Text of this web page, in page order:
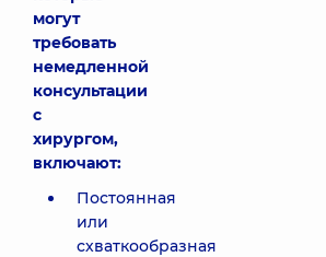
могут
требовать
немедленной
консультации
с
хирургом,
включают:
Постоянная
или
схваткообразная